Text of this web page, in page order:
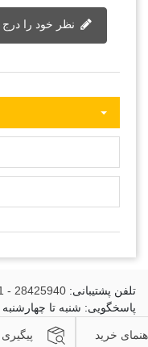
تلفن پشتیبانی: 28425940 - 021
پاسخگویی: شنبه تا چهارشنبه 9 تا 17:30، پنجشنبه 9 تا 14:30
خرید